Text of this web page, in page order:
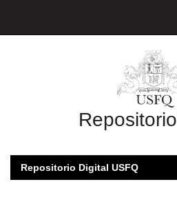
Repositorio
Repositorio Digital USFQ